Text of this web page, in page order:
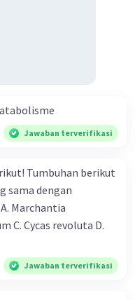
Jawaban terverifikasi
Tumbuhan berikut
sama dengan
Marchantia
C. Cycas revoluta D.
Jawaban terverifikasi